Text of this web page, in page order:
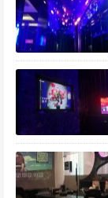
称。这里不仅
备和灯光系统
丰富曲库、优
州知名的娱乐
目吸引了大批
的演艺表演和
所。 关键词：
歌秀场以时尚的